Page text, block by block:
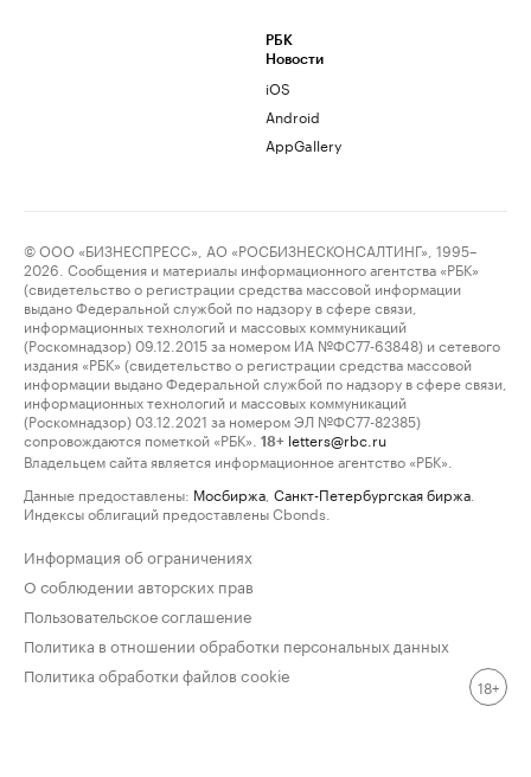
РБК
Новости
iOS
Android
AppGallery
© ООО «БИЗНЕСПРЕСС», АО «РОСБИЗНЕСКОНСАЛТИНГ», 1995–
2026. Сообщения и материалы информационного агентства «РБК»
(свидетельство о регистрации средства массовой информации
выдано Федеральной службой по надзору в сфере связи,
информационных технологий и массовых коммуникаций
(Роскомнадзор) 09.12.2015 за номером ИА №ФС77-63848) и сетевого
издания «РБК» (свидетельство о регистрации средства массовой
информации выдано Федеральной службой по надзору в сфере связи,
информационных технологий и массовых коммуникаций
(Роскомнадзор) 03.12.2021 за номером ЭЛ №ФС77-82385)
сопровождаются пометкой «РБК».
18+ letters@rbc.ru
Владельцем сайта является информационное агентство «РБК».
Данные предоставлены: Мосбиржа Санкт-Петербургская биржа
Индексы облигаций предоставлены Cbonds.
Информация об ограничениях
О соблюдении авторских прав
Пользовательское соглашение
Политика в отношении обработки персональных данных
Политика обработки файлов cookie
18+